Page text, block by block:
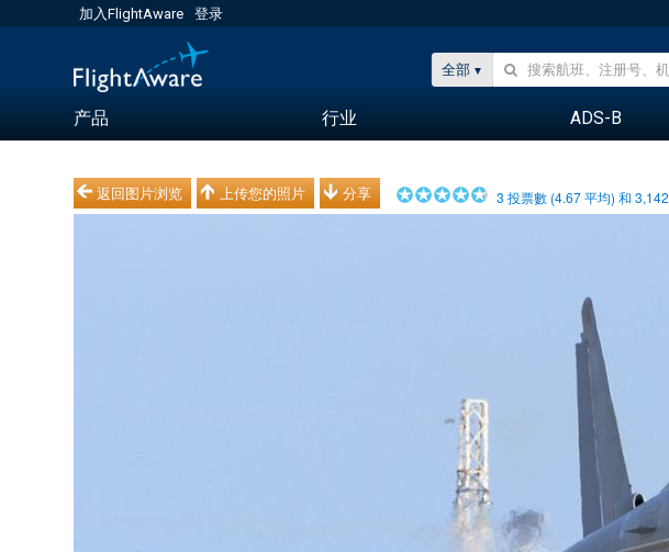
加入FlightAware 登录
全部
产品 行业 ADS-B
返回图片浏览 上传您的照片 分享 3 投票數 (4.67平均) 和3,142